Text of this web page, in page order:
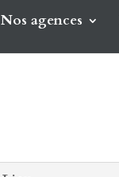
Nos agences